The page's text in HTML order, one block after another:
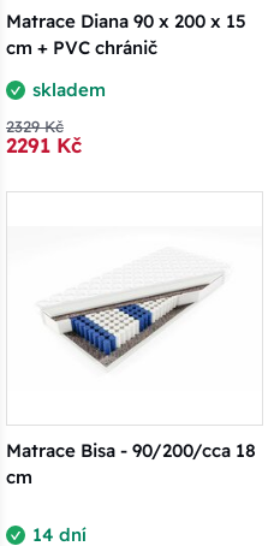
Matrace Diana 90 x 200 x 15
cm + PVC chránič
skladem
2329 Kč
2291 Kč
Matrace Bisa - 90/200/cca 18
cm
14 dní